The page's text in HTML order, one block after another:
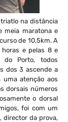
na distância
meia maratona e
de 10,5km. A
e pelas 8 e
do Porto, todos
dos 3 ascende a
atenção aos
dorsais números
o dorsal
foi com um
director da prova,